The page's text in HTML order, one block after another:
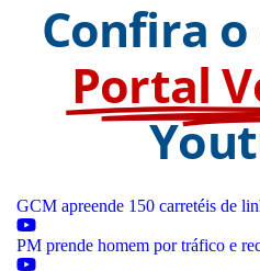
Confira
Portal
GCM apreende 150 carretéis de
PM prende homem por tráfico e